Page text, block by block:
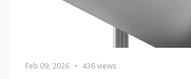
Feb 09, 2026 • 436 views